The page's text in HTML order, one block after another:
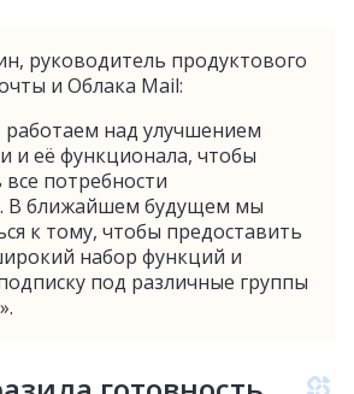
руководитель продуктового
и Облака Mail:
над улучшением
и её функционала, чтобы
потребности
В ближайшем будущем мы
к тому, чтобы предоставить
набор функций и
под различные группы